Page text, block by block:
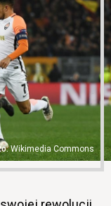
Wikimedia Commons